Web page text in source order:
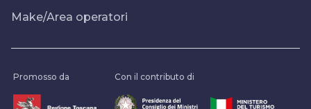
Make/Area operatori
Promosso da Con il contributo di